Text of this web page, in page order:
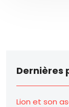
Dernières
Lion et son